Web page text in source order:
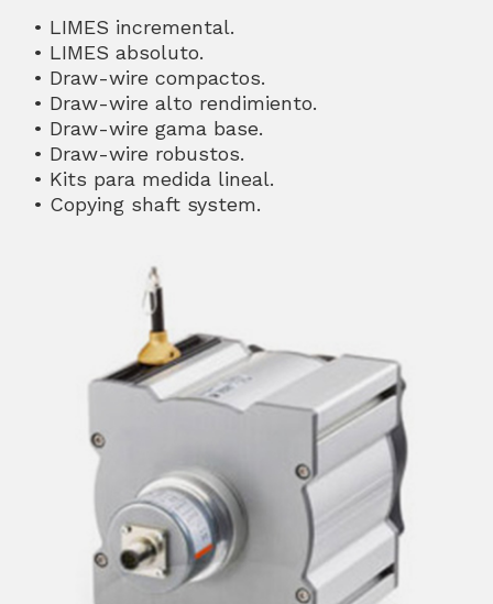
• LIMES incremental.
• LIMES absoluto.
• Draw-wire compactos.
• Draw-wire alto rendimiento.
• Draw-wire gama base.
• Draw-wire robustos.
• Kits para medida lineal.
• Copying shaft system.